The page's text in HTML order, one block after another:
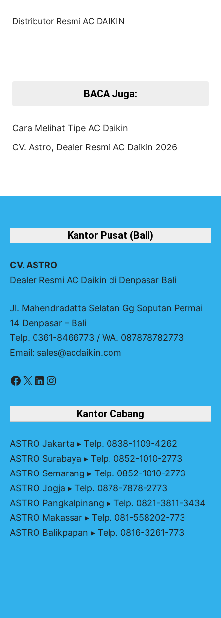
Distributor Resmi AC DAIKIN
BACA Juga:
Cara Melihat Tipe AC Daikin
CV. Astro, Dealer Resmi AC Daikin 2026
Kantor Pusat (Bali)
CV. ASTRO
Dealer Resmi AC Daikin di Denpasar Bali
Jl. Mahendradatta Selatan Gg Soputan Permai
14 Denpasar – Bali
Telp. 0361-8466773 / WA. 087878782773
Email: sales@acdaikin.com
Facebook
X LinkedIn
Instagram
Kantor Cabang
ASTRO Jakarta ▸ Telp. 0838-1109-4262
ASTRO Surabaya ▸ Telp. 0852-1010-2773
ASTRO Semarang ▸ Telp. 0852-1010-2773
ASTRO Jogja ▸ Telp. 0878-7878-2773
ASTRO Pangkalpinang ▸ Telp. 0821-3811-3434
ASTRO Makassar ▸ Telp. 081-558202-773
ASTRO Balikpapan ▸ Telp. 0816-3261-773